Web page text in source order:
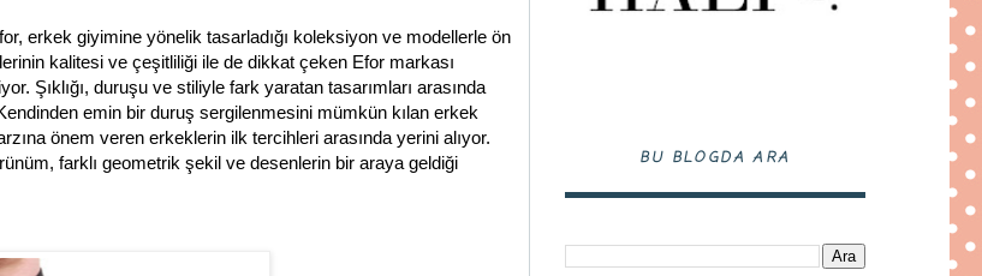
erkek giyimine yönelik tasarladığı koleksiyon ve modellerle ön
kalitesi ve çeşitliliği ile de dikkat çeken Efor markası
Şıklığı, duruşu ve stiliyle fark yaratan tasarımları arasında
emin bir duruş sergilenmesini mümkün kılan erkek
önem veren erkeklerin ilk tercihleri arasında yerini alıyor.
farklı geometrik şekil ve desenlerin bir araya geldiği
BU BLOGDA ARA